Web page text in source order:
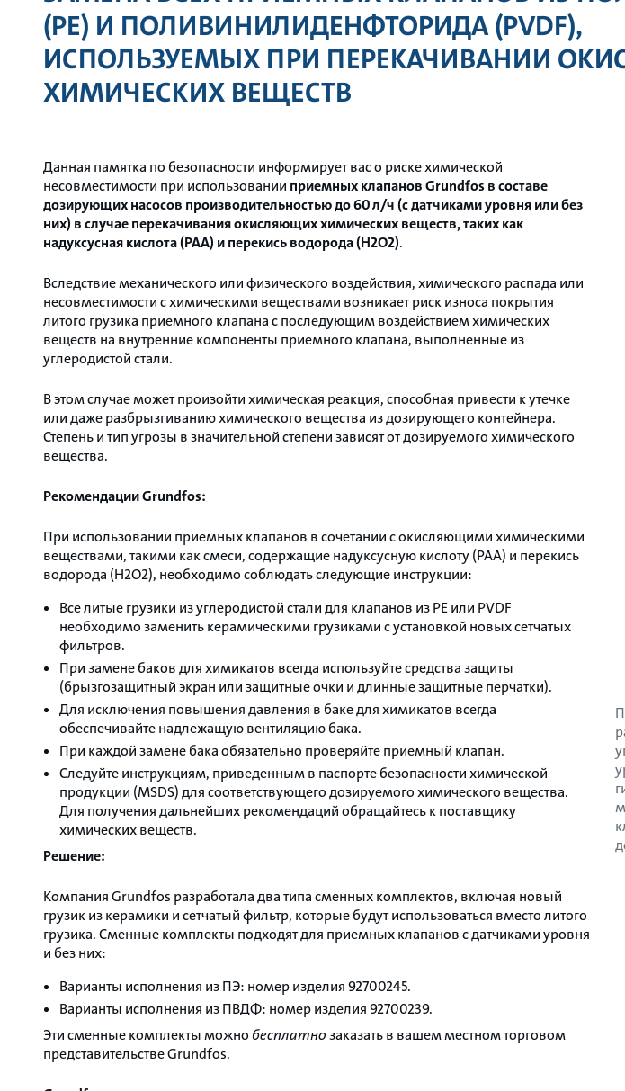
(PE) И ПОЛИВИНИЛИДЕНФТОРИДА (PVDF),
ИСПОЛЬЗУЕМЫХ ПРИ ПЕРЕКАЧИВАНИИ
ХИМИЧЕСКИХ ВЕЩЕСТВ
Данная памятка по безопасности информирует вас о риске химической
несовместимости при использовании приемных клапанов Grundfos в составе
дозирующих насосов производительностью до 60 л/ч (с датчиками уровня или без
них) в случае перекачивания окисляющих химических веществ, таких как
надуксусная кислота (PAA) и перекись водорода (H2O2).
Вследствие механического или физического воздействия, химического распада или
несовместимости с химическими веществами возникает риск износа покрытия
литого грузика приемного клапана с последующим воздействием химических
веществ на внутренние компоненты приемного клапана, выполненные из
углеродистой стали.
В этом случае может произойти химическая реакция, способная привести к утечке
или даже разбрызгиванию химического вещества из дозирующего контейнера.
Степень и тип угрозы в значительной степени зависят от дозируемого химического
вещества.
Рекомендации Grundfos:
При использовании приемных клапанов в сочетании с окисляющими химическими
веществами, такими как смеси, содержащие надуксусную кислоту (PAA) и перекись
водорода (H2O2), необходимо соблюдать следующие инструкции:
Все литые грузики из углеродистой стали для клапанов из PE или PVDF
необходимо заменить керамическими грузиками с установкой новых сетчатых
фильтров.
При замене баков для химикатов всегда используйте средства защиты
(брызгозащитный экран или защитные очки и длинные защитные перчатки).
Для исключения повышения давления в баке для химикатов всегда
обеспечивайте надлежащую вентиляцию бака.
При каждой замене бака обязательно проверяйте приемный клапан.
Следуйте инструкциям, приведенным в паспорте безопасности химической
продукции (MSDS) для соответствующего дозируемого химического вещества.
Для получения дальнейших рекомендаций обращайтесь к поставщику
химических веществ.
Решение:
Компания Grundfos разработала два типа сменных комплектов, включая новый
грузик из керамики и сетчатый фильтр, которые будут использоваться вместо литого
грузика. Сменные комплекты подходят для приемных клапанов с датчиками уровня
и без них:
Варианты исполнения из ПЭ: номер изделия 92700245.
Варианты исполнения из ПВДФ: номер изделия 92700239.
Эти сменные комплекты можно бесплатнозаказать в вашем местном торговом
представительстве Grundfos.